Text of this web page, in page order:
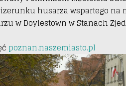
husarza wspartego
w Doylestown w Stanach
poznan.naszemiasto.pl